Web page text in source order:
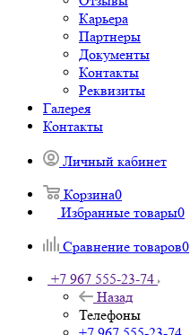
Карьера
Партнеры
Документы
Контакты
Реквизиты
Галерея
Контакты
Личный кабинет
Корзина0
Избранные товары0
Сравнение товаров0
+7 967 555-23-74
Назад
Телефоны